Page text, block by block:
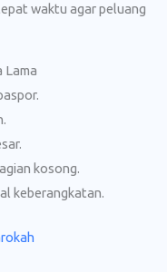
waktu agar peluang
Lama
kosong.
keberangkatan.